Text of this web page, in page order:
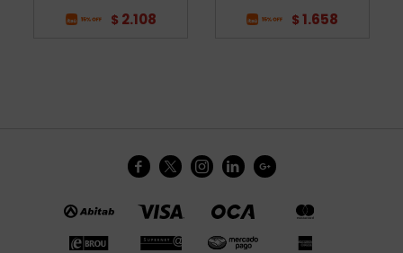
$ 2.108 $ 1.658
    